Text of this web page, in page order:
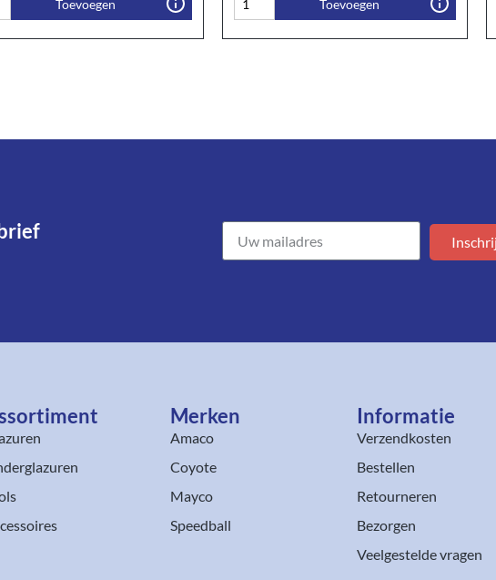
Toevoegen Toevoegen
Merken
Amaco
Coyote
Mayco
Speedball
Informatie
Verzendkosten
Bestellen
Retourneren
Bezorgen
Veelgestelde vragen